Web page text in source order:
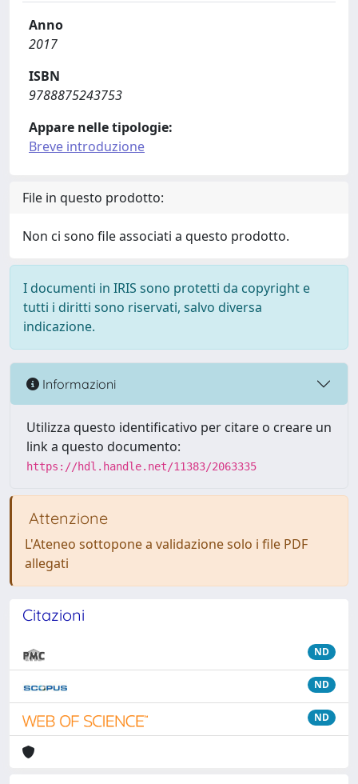
Anno
2017
ISBN
9788875243753
Appare nelle tipologie:
Breve introduzione
File in questo prodotto:
Non ci sono file associati a questo prodotto.
I documenti in IRIS sono protetti da copyright e
tutti i diritti sono riservati, salvo diversa
indicazione.
Informazioni
Utilizza questo identificativo per citare o creare un
link a questo documento:
https://hdl.handle.net/11383/2063335
Attenzione
L'Ateneo sottopone a validazione solo i file PDF
allegati
Citazioni
ND
ND
ND